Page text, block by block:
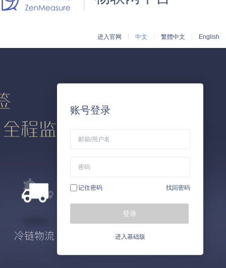
进入官网 中文 繁體中文 English
账号登录
记住密码 找回密码
登录
进入基础版